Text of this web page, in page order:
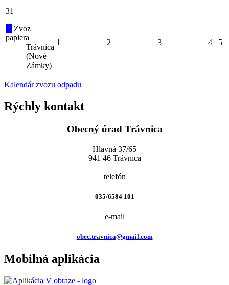
31
Zvoz
papiera
Trávnica
(Nové
Zámky)
1 2 3 4 5
Kalendár zvozu odpadu
Rýchly kontakt
Obecný úrad Trávnica
Hlavná 37/65
941 46 Trávnica
telefón
035/6584 101
e-mail
obec.travnica@gmail.com
Mobilná aplikácia